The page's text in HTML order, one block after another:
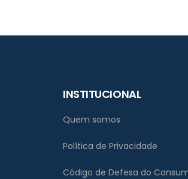
INSTITUCIONAL
Quem somos
Política de Privacidade
Código de Defesa do